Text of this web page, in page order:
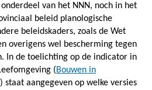
van het NNN, noch in het
beleid planologische
beleidskaders, zoals de Wet
overigens wel bescherming tegen
In de toelichting op de indicator in
(Bouwen in
) staat aangegeven op welke versies